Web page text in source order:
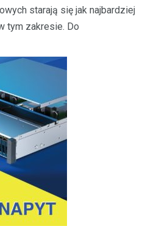
starają się jak najbardziej
tym zakresie. Do